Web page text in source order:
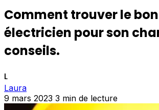
Comment trouver le bon
électricien pour son
conseils.
L
Laura
9 mars 2023 3 min de lecture